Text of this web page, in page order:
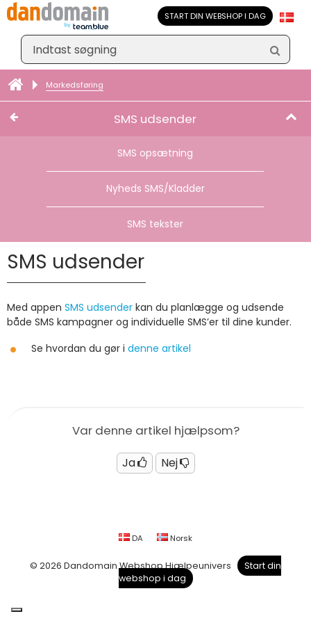
START DIN WEBSHOP I DAG
Markedsføring
SMS udsender
SMS opsætning
Nyheds SMS/Kladder
SMS tekster
SMS udsender
Med appen SMS udsender kan du planlægge og udsende
både SMS kampagner og individuelle SMS’er til dine kunder.
Se hvordan du gør i denne artikel
Var denne artikel hjælpsom?
Ja Nej
DA Norsk
© 2026 Dandomain Webshop Hjælpeunivers
Start din
webshop i dag